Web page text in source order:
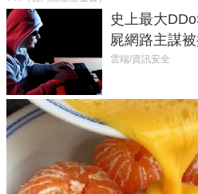
史上最大
屍網路主謀
癱瘓全球！
雲端/資訊安全